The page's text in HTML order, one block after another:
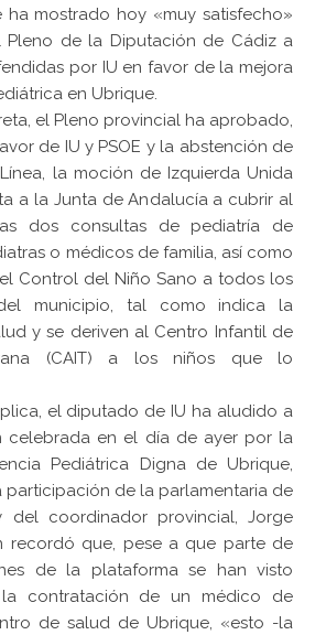
ha mostrado hoy «muy satisfecho»
de la Diputación de Cádiz a
por IU en favor de la mejora
en Ubrique.
el Pleno provincial ha aprobado,
de IU y PSOE y la abstención de
Línea, la moción de Izquierda Unida
a la Junta de Andalucía a cubrir al
dos consultas de pediatría de
o médicos de familia, así como
Control del Niño Sano a todos los
municipio, tal como indica la
y se deriven al Centro Infantil de
(CAIT) a los niños que lo
el diputado de IU ha aludido a
celebrada en el día de ayer por la
Pediátrica Digna de Ubrique,
de la parlamentaria de
del coordinador provincial, Jorge
recordó que, pese a que parte de
de la plataforma se han visto
la contratación de un médico de
de salud de Ubrique, «esto -la